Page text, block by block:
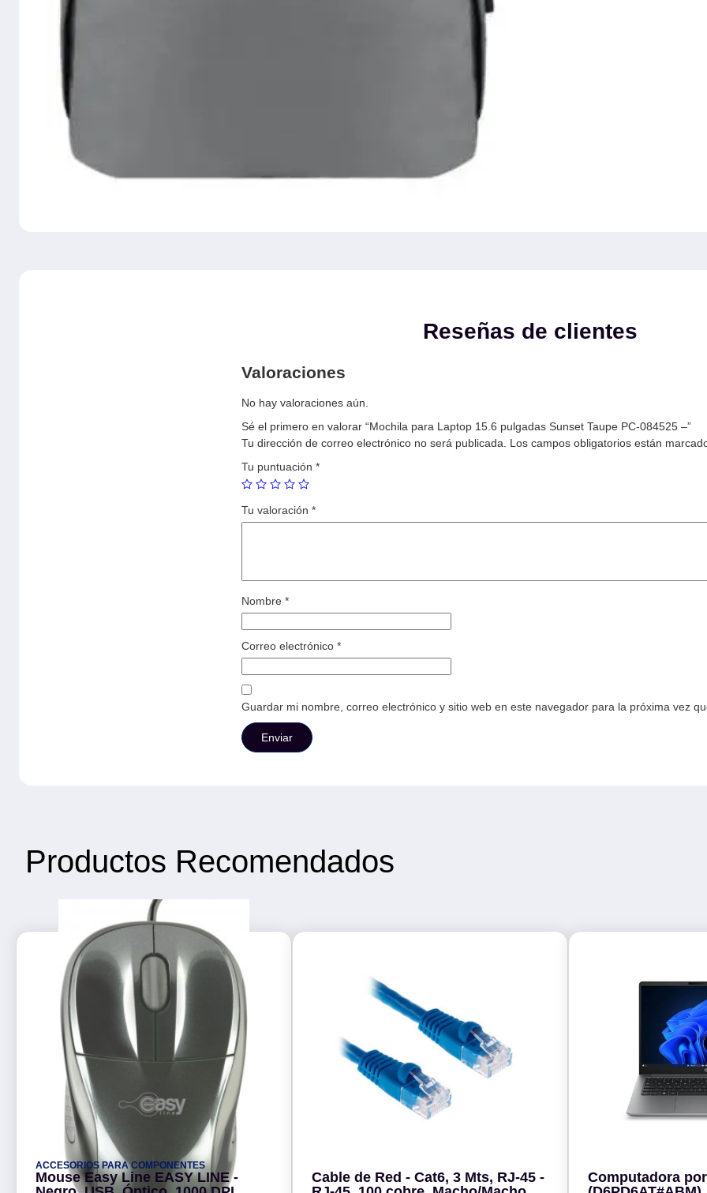
Reseñas de clientes
Valoraciones
No hay valoraciones aún.
Sé el primero en valorar “Mochila para Laptop 15.6 pulgadas Sunset Taupe PC-084525 –”
Tu dirección de correo electrónico no será publicada.
Los campos obligatorios están
Tu puntuación *
Tu valoración *
Nombre *
Correo electrónico *
Guardar mi nombre, correo electrónico y sitio web en este navegador para la próxima vez
Productos Recomendados
ACCESORIOS PARA COMPONENTES
Mouse Easy Line EASY LINE -
Cable de Red - Cat6, 3 Mts, RJ-45 -
Computadora